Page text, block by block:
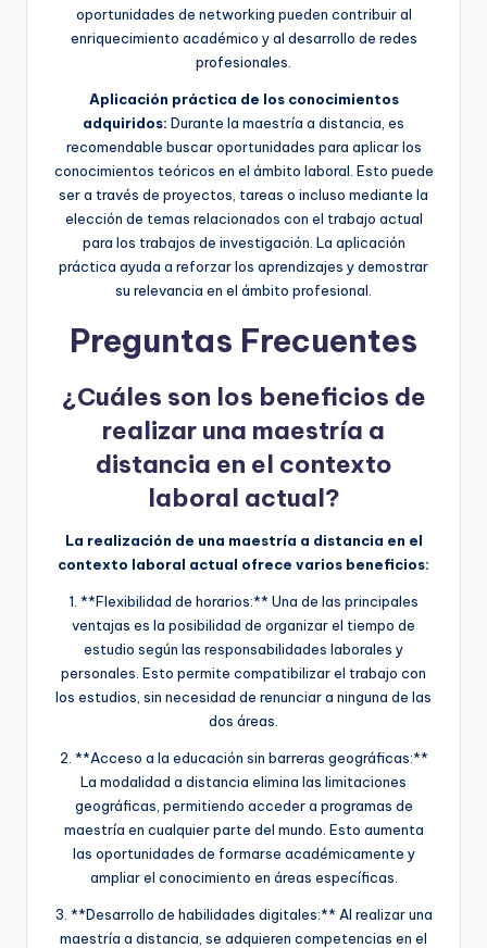
oportunidades de networking pueden contribuir al
enriquecimiento académico y al desarrollo de redes
profesionales.
Aplicación práctica de los conocimientos
adquiridos: Durante la maestría a distancia, es
recomendable buscar oportunidades para aplicar los
conocimientos teóricos en el ámbito laboral. Esto puede
ser a través de proyectos, tareas o incluso mediante la
elección de temas relacionados con el trabajo actual
para los trabajos de investigación. La aplicación
práctica ayuda a reforzar los aprendizajes y demostrar
su relevancia en el ámbito profesional.
Preguntas Frecuentes
¿Cuáles son los beneficios de
realizar una maestría a
distancia en el contexto
laboral actual?
La realización de una maestría a distancia en el
contexto laboral actual ofrece varios beneficios:
1. **Flexibilidad de horarios:** Una de las principales
ventajas es la posibilidad de organizar el tiempo de
estudio según las responsabilidades laborales y
personales. Esto permite compatibilizar el trabajo con
los estudios, sin necesidad de renunciar a ninguna de las
dos áreas.
2. **Acceso a la educación sin barreras geográficas:**
La modalidad a distancia elimina las limitaciones
geográficas, permitiendo acceder a programas de
maestría en cualquier parte del mundo. Esto aumenta
las oportunidades de formarse académicamente y
ampliar el conocimiento en áreas específicas.
3. **Desarrollo de habilidades digitales:** Al realizar una
maestría a distancia, se adquieren competencias en el